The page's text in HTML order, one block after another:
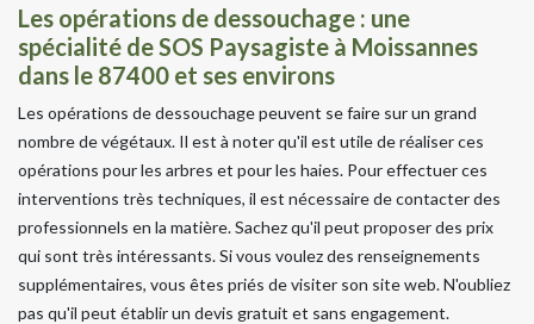
Les opérations de dessouchage : une
spécialité de SOS Paysagiste à Moissannes
dans le 87400 et ses environs
Les opérations de dessouchage peuvent se faire sur un grand
nombre de végétaux. Il est à noter qu'il est utile de réaliser ces
opérations pour les arbres et pour les haies. Pour effectuer ces
interventions très techniques, il est nécessaire de contacter des
professionnels en la matière. Sachez qu'il peut proposer des prix
qui sont très intéressants. Si vous voulez des renseignements
supplémentaires, vous êtes priés de visiter son site web. N'oubliez
pas qu'il peut établir un devis gratuit et sans engagement.